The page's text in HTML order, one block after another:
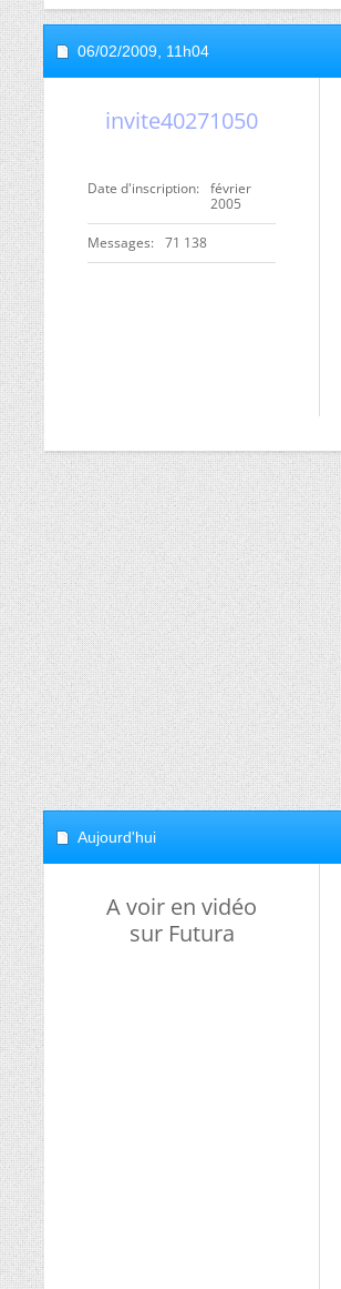
06/02/2009, 11h04
invite40271050
Date d'inscription
février
2005
Messages 71 138
Aujourd'hui
A voir en vidéo
sur Futura